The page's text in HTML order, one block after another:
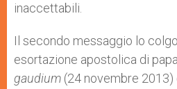
inaccettabili.
Il secondo messaggio lo
esortazione apostolica di
gaudium (24 novembre 2013)